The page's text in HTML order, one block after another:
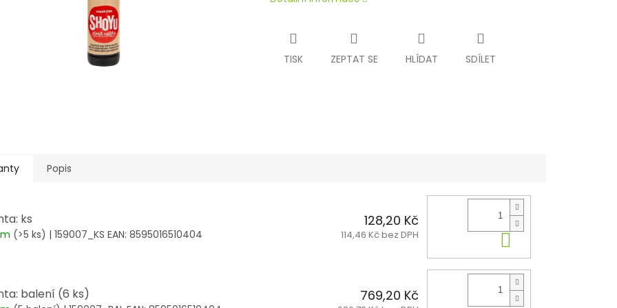
TISK ZEPTAT SE HLÍDAT SDÍLET
Popis
ks
(>5 ks) | 159007_KS EAN: 8595016510404
128,20 Kč
114,46 Kč bez DPH
balení (6 ks) 769,20 Kč